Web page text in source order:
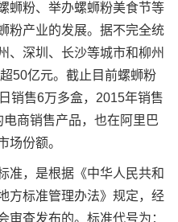
蛳粉、举办螺蛳粉美食节等
粉产业的发展。据不完全统
、深圳、长沙等城市和柳州
50亿元。截止目前螺蛳粉
销售6万多盒，2015年销售
商销售产品，也在阿里巴
场份额。
，是根据《中华人民共和
方标准管理办法》规定，经
审查发布的。标准代号为：